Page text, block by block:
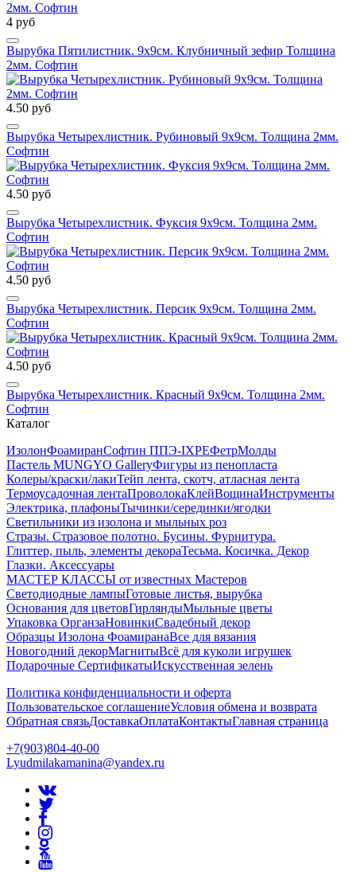
4 руб
Вырубка Пятилистник. 9х9см. Клубничный зефир Толщина
2мм. Софтин
4.50 руб
Вырубка Четырехлистник. Рубиновый 9х9см. Толщина 2мм.
Софтин
4.50 руб
Вырубка Четырехлистник. Фуксия 9х9см. Толщина 2мм.
Софтин
4.50 руб
Вырубка Четырехлистник. Персик 9х9см. Толщина 2мм.
Софтин
4.50 руб
Вырубка Четырехлистник. Красный 9х9см. Толщина 2мм.
Софтин
Каталог
ИзолонФоамиранСофтин ППЭ-IXPEФетрМолды
Пастель MUNGYO GalleryФигуры из пенопласта
Колеры/краски/лакиТейп лента, скотч, атласная лента
Термоусадочная лентаПроволокаКлейВощинаИнструменты
Электрика, плафоныТычинки/серединки/ягодки
Светильники из изолона и мыльных роз
Стразы. Стразовое полотно. Бусины. Фурнитура.
Глиттер, пыль, элементы декораТесьма. Косичка. Декор
Глазки. Аксессуары
МАСТЕР КЛАССЫ от известных Мастеров
Светодиодные лампыГотовые листья, вырубка
Основания для цветовГирляндыМыльные цветы
Упаковка ОрганзаНовинкиСвадебный декор
Образцы Изолона ФоамиранаВсе для вязания
Новогодний декорМагнитыВсё для куколи игрушек
Подарочные СертификатыИскусственная зелень
Политика конфиденциальности и оферта
Пользовательское соглашениеУсловия обмена и возврата
Обратная связьДоставкаОплатаКонтактыГлавная страница
+7(903)804-40-00
Lyudmilakamanina@yandex.ru